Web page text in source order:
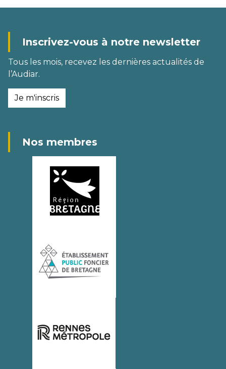
Inscrivez-vous à notre newsletter
Tous les mois, recevez les dernières actualités de
l’Audiar.
Je m'inscris
Nos membres